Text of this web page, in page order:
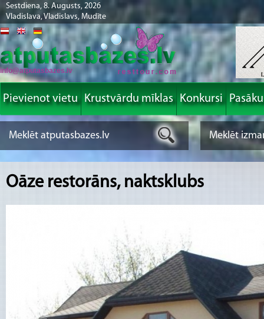
Sestdiena, 8. Augusts, 2026
Vladislava, Vladislavs, Mudīte
info@atputasbazes.lv
Pievienot vietu Krustvārdu mīklas Konkursi
Oāze restorāns, naktsklubs